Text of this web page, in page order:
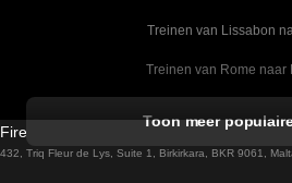
Treinen van Lissabon
Treinen van Rome naar
Treinen van Sevilla naar
Toon meer
Firebird GT Limited (OC 1451)
432, Triq Fleur de Lys, Suite 1, Birkirkara, BKR 9061,